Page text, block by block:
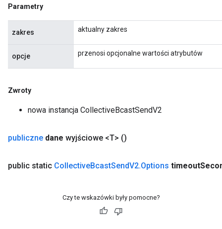
Parametry
zakres aktualny zakres
opcje przenosi opcjonalne wartości atrybutów
Zwroty
nowa instancja CollectiveBcastSendV2
publiczne dane wyjściowe <T> ()
public static CollectiveBcastSendV2.Options timeout
Czy te wskazówki były pomocne?